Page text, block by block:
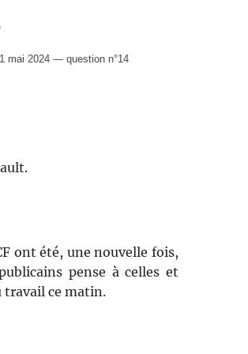
mai 2024 — question n°14
ont été, une nouvelle fois,
pense à celles et
travail ce matin.